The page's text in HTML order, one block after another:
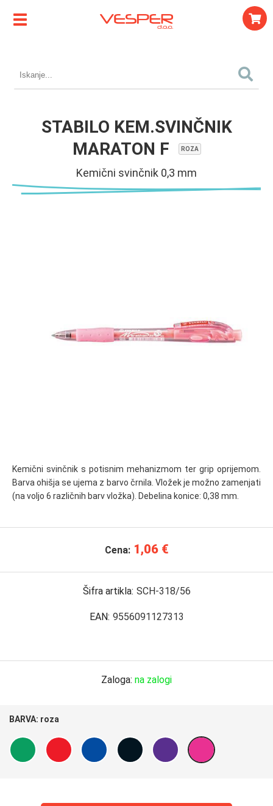
STABILO KEM.SVINČNIK
MARATON F
ROZA
Kemični svinčnik 0,3 mm
Kemični svinčnik s potisnim mehanizmom ter grip oprijemom.
Barva ohišja se ujema z barvo črnila. Vložek je možno zamenjati
(na voljo 6 različnih barv vložka). Debelina konice: 0,38 mm.
Cena: 1,06 €
Šifra artikla: SCH-318/56
EAN: 9556091127313
Zaloga: na zalogi
BARVA: roza